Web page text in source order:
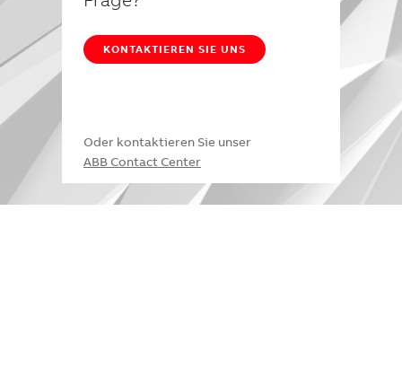
KONTAKTIEREN SIE UNS
Oder kontaktieren Sie unser
ABB Contact Center